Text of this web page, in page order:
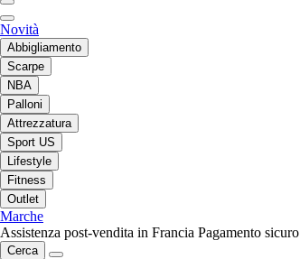
Novità
Abbigliamento
Scarpe
NBA
Palloni
Attrezzatura
Sport US
Lifestyle
Fitness
Outlet
Marche
Assistenza post-vendita in Francia Pagamento sicuro
Cerca